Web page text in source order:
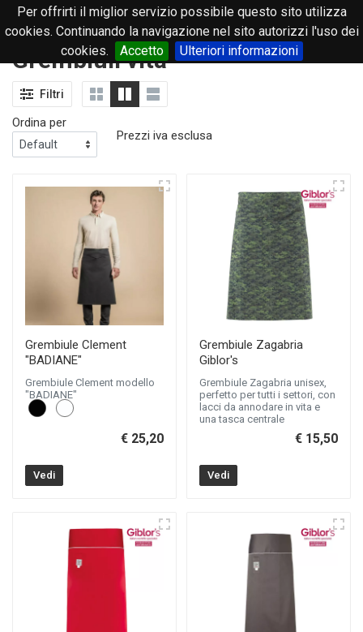
Per offrirti il miglior servizio possibile questo sito utilizza
cookies. Continuando la navigazione nel sito autorizzi l'uso dei
cookies.
Accetto Ulteriori informazioni
0
Grembiuli vita
Filtri
Ordina per
Prezzi iva esclusa
Grembiule Clement
"BADIANE"
Grembiule Clement modello
"BADIANE"
€ 25,20
Vedi
Grembiule Zagabria
Giblor's
Grembiule Zagabria unisex,
perfetto per tutti i settori, con
lacci da annodare in vita e
una tasca centrale
€ 15,50
Vedi